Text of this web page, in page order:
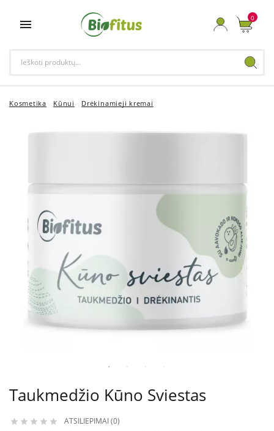
 0
Kosmetika Kūnui Drėkinamieji kremai
Taukmedžio Kūno Sviestas
     ATSILIEPIMAI (0)